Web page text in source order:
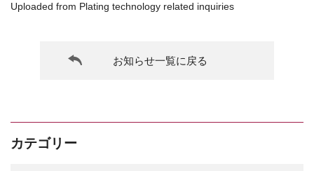
Uploaded from Plating technology related inquiries
お知らせ一覧に戻る
カテゴリー